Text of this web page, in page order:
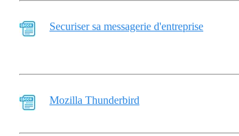
Securiser sa messagerie d'entreprise
Mozilla Thunderbird